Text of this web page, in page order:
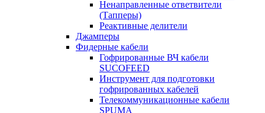
Ненаправленные ответвители
(Тапперы)
Реактивные делители
Джамперы
Фидерные кабели
Гофрированные ВЧ кабели
SUCOFEED
Инструмент для подготовки
гофрированных кабелей
Телекоммуникационные кабели
SPUMA